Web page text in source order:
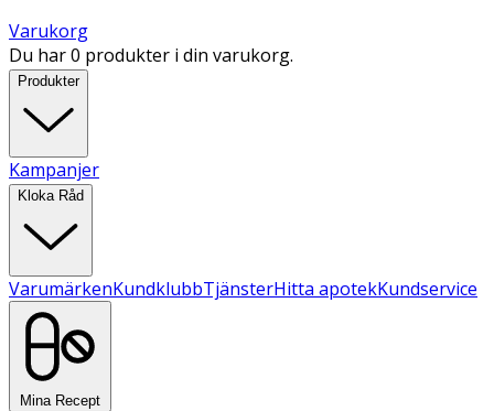
Varukorg
Du har 0 produkter i din varukorg.
Produkter
Kampanjer
Kloka Råd
VarumärkenKundklubbTjänsterHitta apotekKundservice
Mina Recept